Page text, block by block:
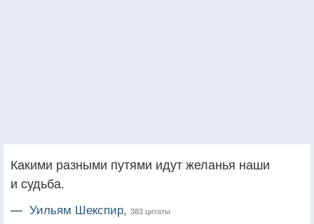
Какими разными путями идут желанья наши
и судьба.
— Уильям Шекспир, 383 цитаты